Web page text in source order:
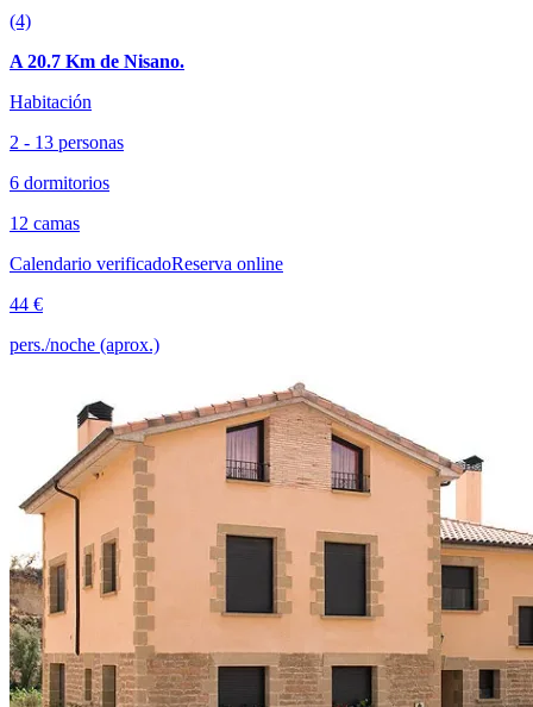
(4)
A 20.7 Km de Nisano.
Habitación
2 - 13 personas
6 dormitorios
12 camas
Calendario verificadoReserva online
44 €
pers./noche (aprox.)